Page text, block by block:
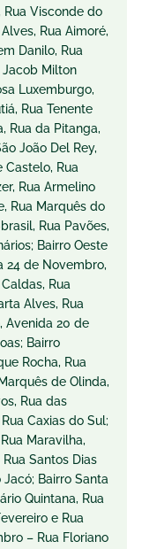
Rua Visconde do
Rua Aimoré,
Danilo, Rua
Jacob Milton
Luxemburgo,
Rua Tenente
Rua da Pitanga,
João Del Rey,
Castelo, Rua
Rua Armelino
Rua Marquês do
Rua Pavões,
Bairro Oeste
24 de Novembro,
Rua
Alves, Rua
Avenida 20 de
Bairro
Rocha, Rua
de Olinda,
Rua das
Caxias do Sul;
Maravilha,
Santos Dias
Bairro Santa
Quintana, Rua
e Rua
– Rua Floriano